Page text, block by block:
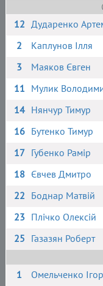
12 Дударенко
2
Каплунов Ілля
3
Маяков Євген
11 Мулик
14 Нянчур Тимур
16 Бутенко Тимур
17 Губенко Рамір
18 Євчев Дмитро
22 Боднар Матвій
23 Плічко Олексій
25 Газазян Роберт
1
Омельченко Ігор